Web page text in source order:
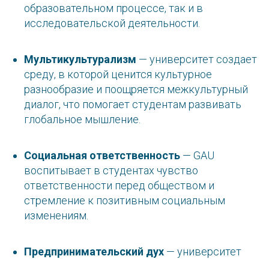
образовательном процессе, так и в
исследовательской деятельности.
Мультикультурализм — университет создает
среду, в которой ценится культурное
разнообразие и поощряется межкультурный
диалог, что помогает студентам развивать
глобальное мышление.
Социальная ответственность — GAU
воспитывает в студентах чувство
ответственности перед обществом и
стремление к позитивным социальным
изменениям.
Предпринимательский дух — университет